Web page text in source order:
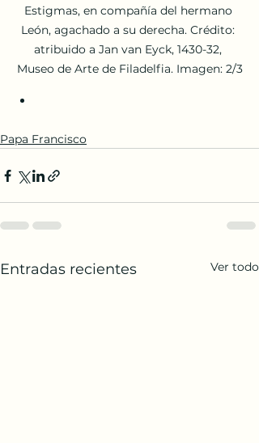
Estigmas, en compañía del hermano
León, agachado a su derecha. Crédito:
atribuido a Jan van Eyck, 1430-32,
Museo de Arte de Filadelfia. Imagen: 2/3
Papa Francisco
Entradas recientes Ver todo